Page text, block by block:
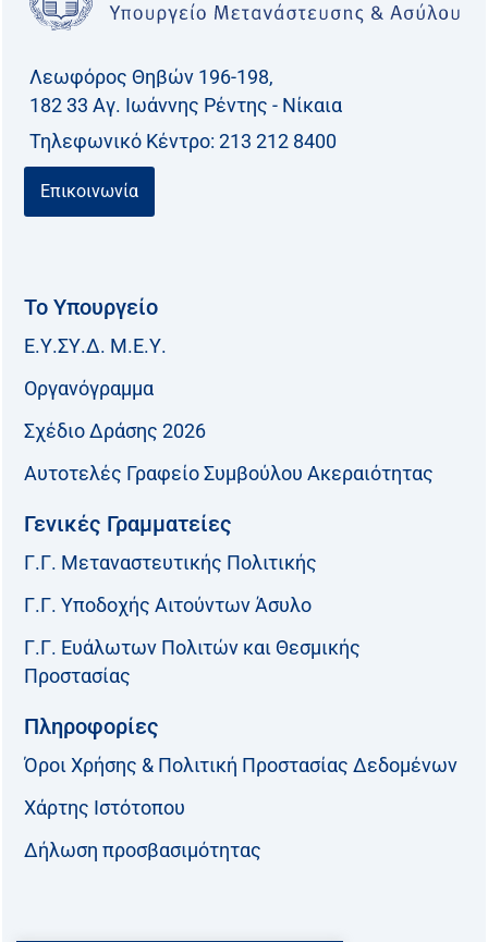
Λεωφόρος Θηβών 196-198,
182 33 Aγ. Ιωάννης Ρέντης - Νίκαια
Τηλεφωνικό Kέντρο: 213 212 8400
Επικοινωνία
Το Υπουργείο
Ε.Υ.ΣΥ.Δ. Μ.Ε.Υ.
Οργανόγραμμα
Σχέδιο Δράσης 2026
Αυτοτελές Γραφείο Συμβούλου Ακεραιότητας
Γενικές Γραμματείες
Γ.Γ. Μεταναστευτικής Πολιτικής
Γ.Γ. Υποδοχής Αιτούντων Άσυλο
Γ.Γ. Ευάλωτων Πολιτών και Θεσμικής
Προστασίας
Πληροφορίες
Όροι Χρήσης & Πολιτική Προστασίας Δεδομένων
Χάρτης Ιστότοπου
Δήλωση προσβασιμότητας